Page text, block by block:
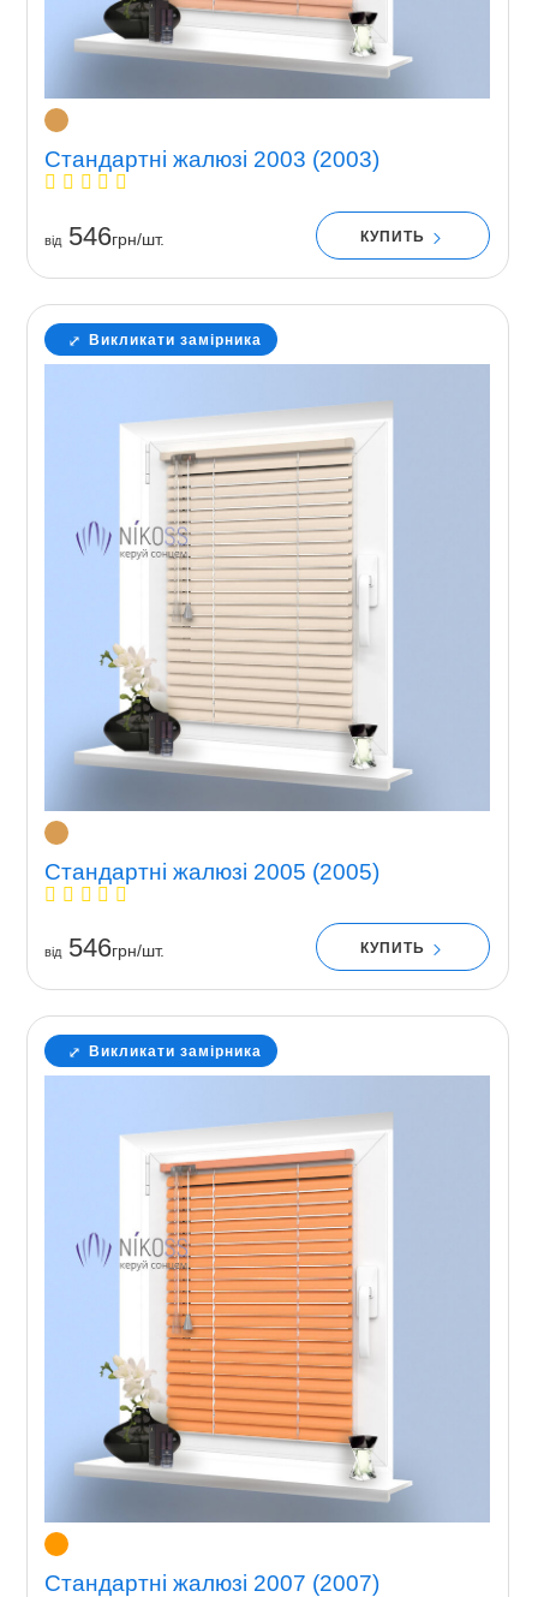
Стандартні жалюзі 2003 (2003)
вiд546грн/шт. КУПИТЬ
Викликати замірника
Стандартні жалюзі 2005 (2005)
вiд546грн/шт. КУПИТЬ
Викликати замірника
Стандартні жалюзі 2007 (2007)